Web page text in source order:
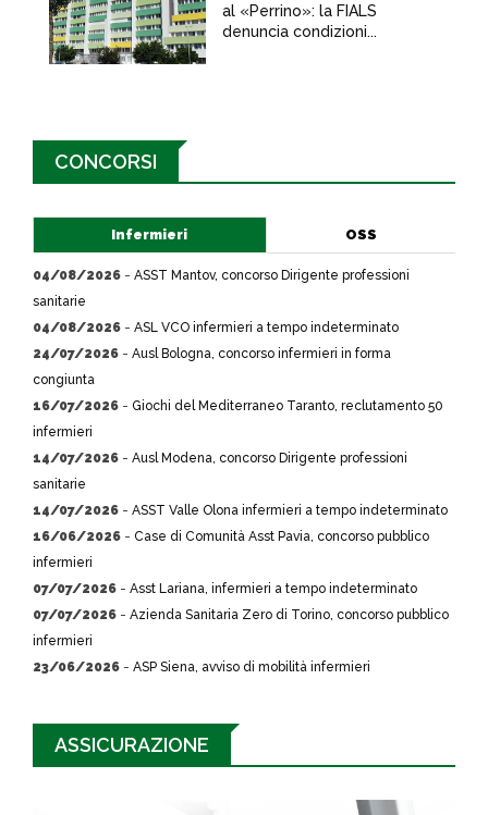
al «Perrino»: la FIALS
denuncia condizioni...
CONCORSI
Infermieri OSS
04/08/2026 - ASST Mantov, concorso Dirigente professioni
sanitarie
04/08/2026 - ASL VCO infermieri a tempo indeterminato
24/07/2026 - Ausl Bologna, concorso infermieri in forma
congiunta
16/07/2026 - Giochi del Mediterraneo Taranto, reclutamento 50
infermieri
14/07/2026 - Ausl Modena, concorso Dirigente professioni
sanitarie
14/07/2026 - ASST Valle Olona infermieri a tempo indeterminato
16/06/2026 - Case di Comunità Asst Pavia, concorso pubblico
infermieri
07/07/2026 - Asst Lariana, infermieri a tempo indeterminato
07/07/2026 - Azienda Sanitaria Zero di Torino, concorso pubblico
infermieri
23/06/2026 - ASP Siena, avviso di mobilità infermieri
ASSICURAZIONE